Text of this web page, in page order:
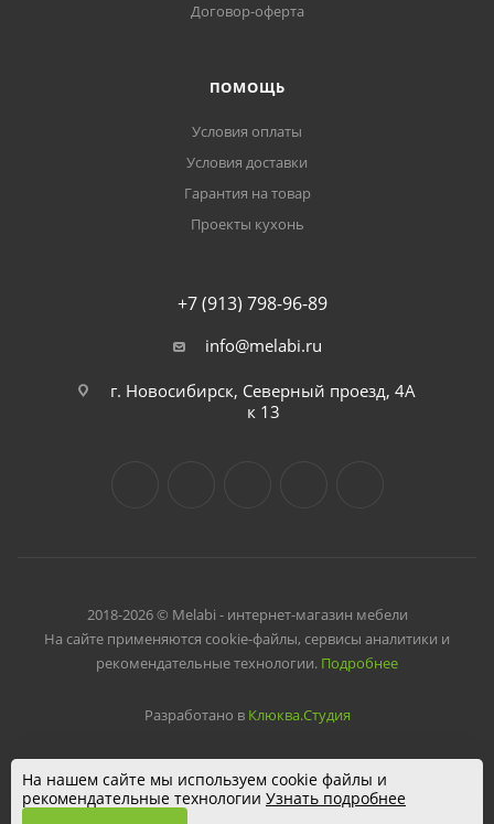
Договор-оферта
ПОМОЩЬ
Условия оплаты
Условия доставки
Гарантия на товар
Проекты кухонь
+7 (913) 798-96-89
info@melabi.ru
г. Новосибирск, Северный проезд, 4А
к 13
2018-2026 © Melabi - интернет-магазин мебели
На сайте применяются cookie-файлы, сервисы аналитики и
рекомендательные технологии. Подробнее
Разработано в Клюква.Студия
На нашем сайте мы используем cookie файлы и
рекомендательные технологии Узнать подробнее